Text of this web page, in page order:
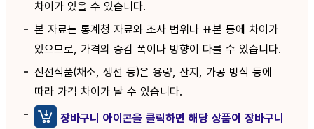
차이가 있을 수 있습니다.
본 자료는 통계청 자료와 조사 범위나 표본 등에 차이가
있으므로, 가격의 증감 폭이나 방향이 다를 수 있습니다.
신선식품(채소, 생선 등)은 용량, 산지, 가공 방식 등에
따라 가격 차이가 날 수 있습니다.
장바구니 아이콘을 클릭하면 해당 상품이 장바구니